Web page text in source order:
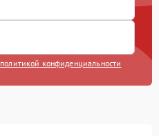
политикой конфиденциальности